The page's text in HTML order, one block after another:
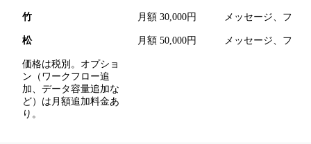
竹 月額 30,000円 メッセージ、ファ
松 月額 50,000円 メッセージ、ファ
価格は税別。オプショ
ン（ワークフロー追
加、データ容量追加な
ど）は月額追加料金あ
り。